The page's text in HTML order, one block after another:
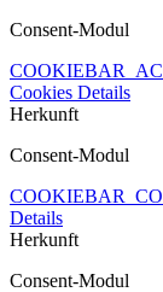
Consent-Modul
Cookies Details
Herkunft
Consent-Modul
Details
Herkunft
Consent-Modul